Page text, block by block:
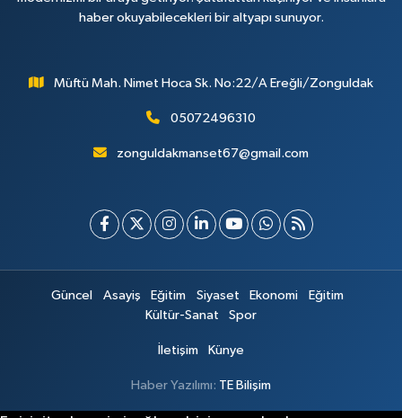
haber okuyabilecekleri bir altyapı sunuyor.
Müftü Mah. Nimet Hoca Sk. No:22/A Ereğli/Zonguldak
05072496310
zonguldakmanset67@gmail.com
Güncel Asayiş Eğitim Siyaset Ekonomi
Eğitim
Kültür-Sanat
Spor
İletişim Künye
Haber Yazılımı: TE Bilişim